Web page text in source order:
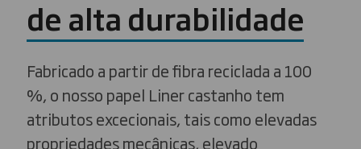
de alta durabilidade
Fabricado a partir de fibra reciclada a 100
%, o nosso papel Liner castanho tem
atributos excecionais, tais como elevadas
propriedades mecânicas, elevado